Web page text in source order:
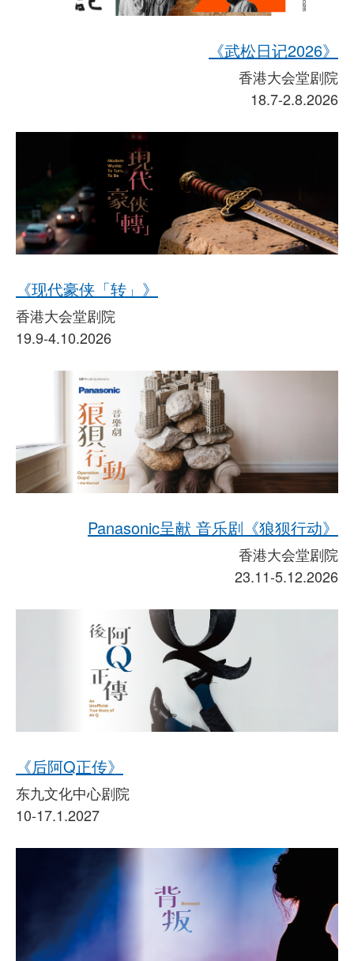
《武松日记2026》
香港大会堂剧院
18.7-2.8.2026
《现代豪侠「转」》
香港大会堂剧院
19.9-4.10.2026
Panasonic呈献 音乐剧《狼狈行动》
香港大会堂剧院
23.11-5.12.2026
《后阿Q正传》
东九文化中心剧院
10-17.1.2027